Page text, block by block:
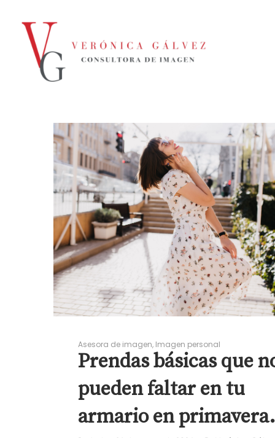
Asesora de imagen Imagen personal
Prendas básicas que
pueden faltar en tu
armario en primavera.